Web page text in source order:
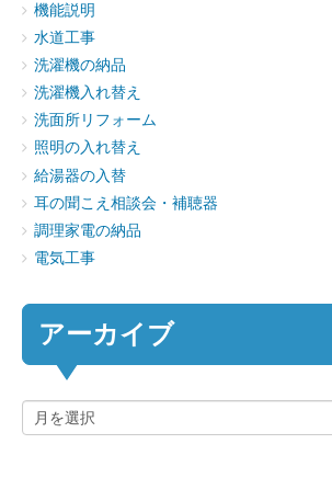
機能説明
水道工事
洗濯機の納品
洗濯機入れ替え
洗面所リフォーム
照明の入れ替え
給湯器の入替
耳の聞こえ相談会・補聴器
調理家電の納品
電気工事
アーカイブ